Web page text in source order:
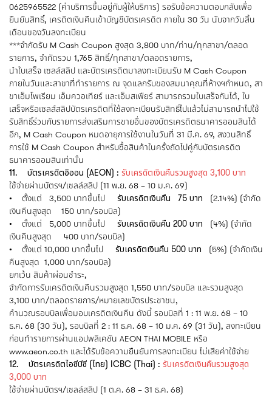
0625965522 (ค่าบริการขึ้นอยู่กับผู้ให้บริการ) รอรับข้อความตอบกลับเพื่อ
ยืนยันสิทธิ์, เครดิตเงินคืนเข้าบัญชีบัตรเครดิต ภายใน 30 วัน นับจากวันสิ้น
เดือนของวันลงทะเบียน
***จำกัดรับ M Cash Coupon สูงสุด 3,800 บาท/ท่าน/ทุกสาขา/ตลอด
รายการ, จำกัดรวม 1,765 สิทธิ์/ทุกสาขา/ตลอดรายการ,
นำใบเสร็จ เซลล์สลิป และบัตรเครดิตมาลงทะเบียนรับ M Cash Coupon
ภายในวันและสาขาที่ทำรายการ ณ จุดแลกรับของสมนาคุณที่ห้างฯกำหนด, สา
ขาเอ็มโพเรียม เอ็มควอเทียร์ และเอ็มสเฟียร์ สามารถรวมใบเสร็จกันได้, ใบ
เสร็จหรือเซลส์สลิปบัตรเครดิตที่ใช้ลงทะเบียนรับสิทธิ์ไปแล้วไม่สามารถนำไปใช้
รับสิทธิ์ร่วมกับรายการส่งเสริมการขายอื่นของบัตรเครดิตธนาคารออมสินได้
อีก, M Cash Coupon หมดอายุการใช้งานในวันที่ 31 มี.ค. 69, สงวนสิทธิ์
การใช้ M Cash Coupon สำหรับซื้อสินค้าในครั้งถัดไปคู่กับบัตรเครดิต
ธนาคารออมสินเท่านั้น
11. บัตรเครดิตอิออน (AEON) : รับเครดิตเงินคืนรวมสูงสุด 3,100 บาท
ใช้จ่ายผ่านบัตรฯ/เซลล์สลิป (11 พ.ย. 68 – 10 ม.ค. 69)
• ตั้งแต่ 3,500 บาทขึ้นไป
รับเครดิตเงินคืน 75 บาท (2.14%) (จำกัด
เงินคืนสูงสุด 150 บาท/รอบบิล)
• ตั้งแต่ 5,000 บาทขึ้นไป
รับเครดิตเงินคืน 200 บาท (4%) (จำกัด
เงินคืนสูงสุด 400 บาท/รอบบิล)
• ตั้งแต่ 10,000 บาทขึ้นไป
รับเครดิตเงินคืน 500 บาท
(5%) (จำกัดเงิน
คืนสูงสุด 1,000 บาท/รอบบิล)
ยกเว้น สินค้าผ่อนชำระ,
จำกัดการรับเครดิตเงินคืนรวมสูงสุด 1,550 บาท/รอบบิล และรวมสูงสุด
3,100 บาท/ตลอดรายการ/หมายเลขบัตรประชาชน,
คำนวณรอบบิลเพื่อมอบเครดิตเงินคืน ดังนี้ รอบบิลที่ 1 : 11 พ.ย. 68 – 10
ธ.ค. 68 (30 วัน), รอบบิลที่ 2 : 11 ธ.ค. 68 – 10 ม.ค. 69 (31 วัน), ลงทะเบียน
ก่อนทำรายการผ่านแอปพลิเคชัน AEON THAI MOBILE หรือ
www.aeon.co.th และได้รับข้อความยืนยันการลงทะเบียน ไม่เสียค่าใช้จ่าย
12. บัตรเครดิตไอซีบีซี (ไทย) ICBC (Thai) : รับเครดิตเงินคืนรวมสูงสุด
3,000 บาท
ใช้จ่ายผ่านบัตรฯ/เซลล์สลิป (1 ต.ค. 68 – 31 ธ.ค. 68)